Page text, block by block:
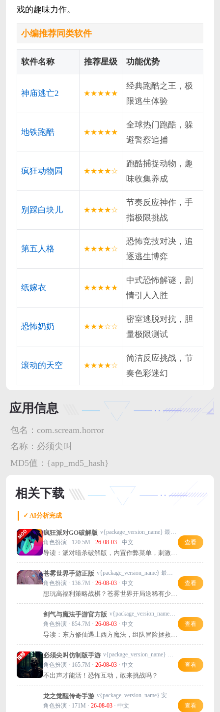
戏的趣味力作。
小编推荐同类软件
软件名称 推荐星级 功能优势
神庙逃亡2 ★★★★★
经典跑酷之王，极
限逃生体验
地铁跑酷 ★★★★★
全球热门跑酷，躲
避警察追捕
疯狂动物园 ★★★★☆
跑酷捕捉动物，趣
味收集养成
别踩白块儿 ★★★★☆
节奏反应神作，手
指极限挑战
第五人格 ★★★★☆
恐怖竞技对决，追
逐逃生博弈
纸嫁衣 ★★★★★
中式恐怖解谜，剧
情引人入胜
恐怖奶奶 ★★★☆☆
密室逃脱对抗，胆
量极限测试
滚动的天空 ★★★★☆
简洁反应挑战，节
奏色彩迷幻
应用信息
包名： com.scream.horror
名称： 必须尖叫
MD5值： {app_md5_hash}
相关下载
✓ AI分析完成
疯狂派对GO破解版
v{package_version_name} 最新版
角色扮演 · 120.5M · 26-08-03· 中文
导读：派对暗杀破解版，内置作弊菜单，刺激又
好玩，快来下载！
查看
苍雾世界手游正版
v{package_version_name} 最新版
角色扮演 · 136.7M · 26-08-03· 中文
想玩高福利策略战棋？苍雾世界开局送稀有少
女，阵容搭配超爽！
查看
剑气与魔法手游官方版
v{package_version_name} 安卓版
角色扮演 · 854.7M · 26-08-03· 中文
导读：东方修仙遇上西方魔法，组队冒险拯救希
亚！
查看
必须尖叫仿制版手游
v{package_version_name} 最新版
角色扮演 · 165.7M · 26-08-03· 中文
不出声才能活！恐怖互动，敢来挑战吗？
查看
龙之觉醒传奇手游
v{package_version_name} 安卓版
角色扮演 · 171M · 26-08-03· 中文 查看